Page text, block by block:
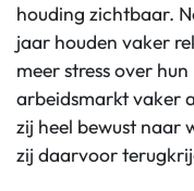
houding zichtbaar.
jaar houden vaker
meer stress over
arbeidsmarkt vaker
zij heel bewust naar
zij daarvoor